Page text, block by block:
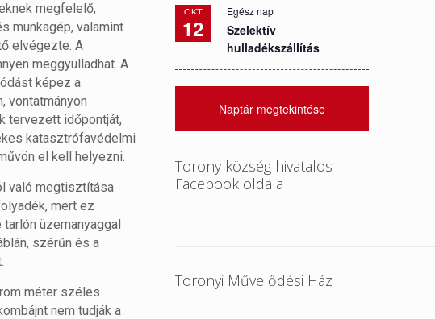
megfelelő,
munkagép, valamint
elvégezte. A
meggyulladhat. A
képez a
vontatmányon
tervezett időpontját,
katasztrófavédelmi
el kell helyezni.
való megtisztítása
mert ez
üzemanyaggal
szérűn és a
méter széles
nem tudják a
OKT
12
Egész nap
Szelektív
hulladékszállítás
Naptár megtekintése
Torony község hivatalos
Facebook oldala
Toronyi Művelődési Ház